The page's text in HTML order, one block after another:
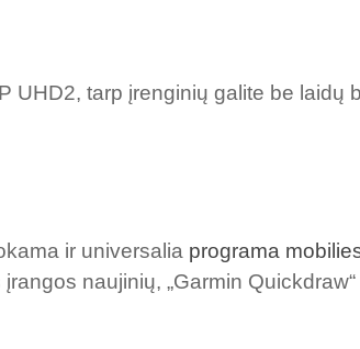
tarp įrenginių galite be laidų
ir universalia programa
naujinių, „Garmin